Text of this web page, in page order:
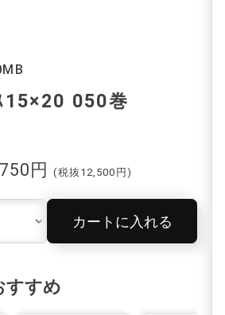
15×20 050巻
円 (税抜12,500円)
カートに入れる
すすめ